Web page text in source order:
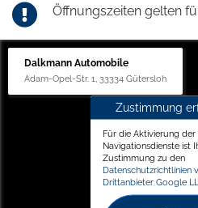
Öffnungszeiten gelten
Dalkmann Automobile
Adam-Opel-Str. 1, 33334 Gütersloh
Zustimmung
Für die Aktivierung
Navigationsdienste ist
Zustimmung zu den
Datenschutzrichtlinien
Drittanbieter Google